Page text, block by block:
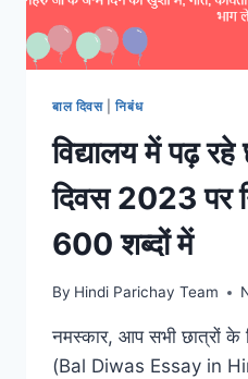
साथ!
बाल दिवस|निबंध
विद्यालय में पढ़
दिवस 2023 पर
600 शब्दों में
By Hindi Parichay Team
नमस्कार, आप सभी छात्रों के
(Bal Diwas Essay in